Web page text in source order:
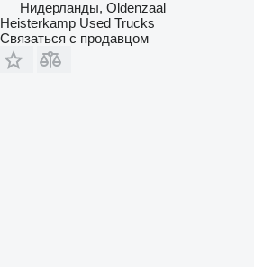
Нидерланды, Oldenzaal
Heisterkamp Used Trucks
Связаться с продавцом